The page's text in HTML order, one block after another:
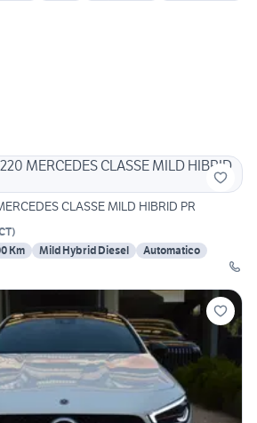
CLASSE MILD HIBRID PR
)
Km Mild Hybrid Diesel
Automatico